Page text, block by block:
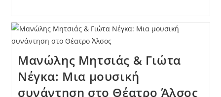
Μανώλης Μητσιάς & Γιώτα
Νέγκα: Μια μουσική
συνάντηση στο Θέατρο Άλσος